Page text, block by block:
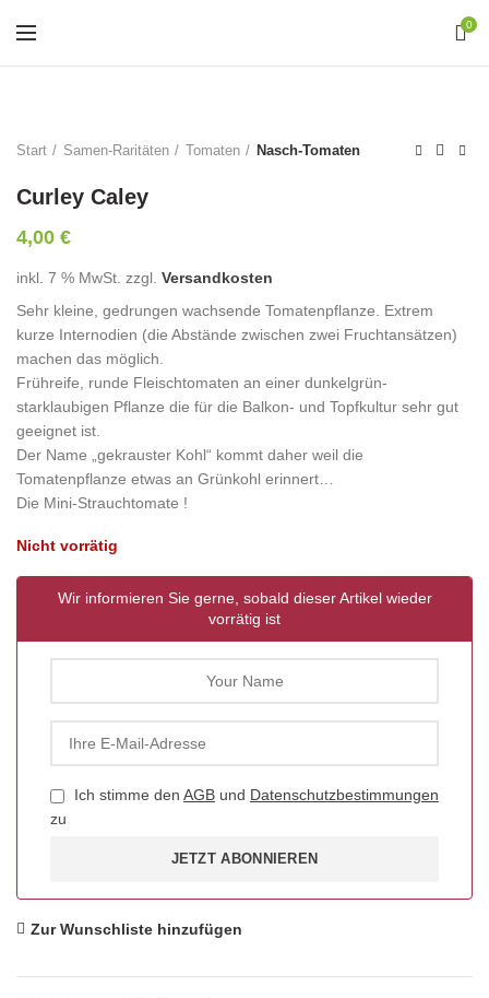
0
Start Samen-Raritäten Tomaten Nasch-Tomaten
Curley Caley
4,00 €
inkl. 7 % MwSt. zzgl. Versandkosten
Sehr kleine, gedrungen wachsende Tomatenpflanze. Extrem
kurze Internodien (die Abstände zwischen zwei Fruchtansätzen)
machen das möglich.
Frühreife, runde Fleischtomaten an einer dunkelgrün-
starklaubigen Pflanze die für die Balkon- und Topfkultur sehr gut
geeignet ist.
Der Name „gekrauster Kohl“ kommt daher weil die
Tomatenpflanze etwas an Grünkohl erinnert…
Die Mini-Strauchtomate !
Nicht vorrätig
Wir informieren Sie gerne, sobald dieser Artikel wieder
vorrätig ist
Ich stimme den AGB und Datenschutzbestimmungen
zu
JETZT ABONNIEREN
Zur Wunschliste hinzufügen